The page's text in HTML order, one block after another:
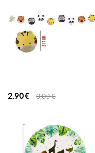
2,90€ 0,00€